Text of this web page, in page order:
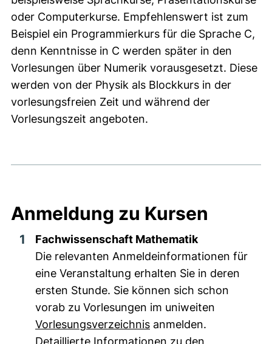
oder Computerkurse. Empfehlenswert ist zum
Beispiel ein Programmierkurs für die Sprache C,
denn Kenntnisse in C werden später in den
Vorlesungen über Numerik vorausgesetzt. Diese
werden von der Physik als Blockkurs in der
vorlesungsfreien Zeit und während der
Vorlesungszeit angeboten.
Anmeldung zu Kursen
Fachwissenschaft Mathematik
Die relevanten Anmeldeinformationen für
eine Veranstaltung erhalten Sie in deren
ersten Stunde. Sie können sich schon
vorab zu Vorlesungen im uniweiten
Vorlesungsverzeichnis anmelden.
Detaillierte Informationen zu den